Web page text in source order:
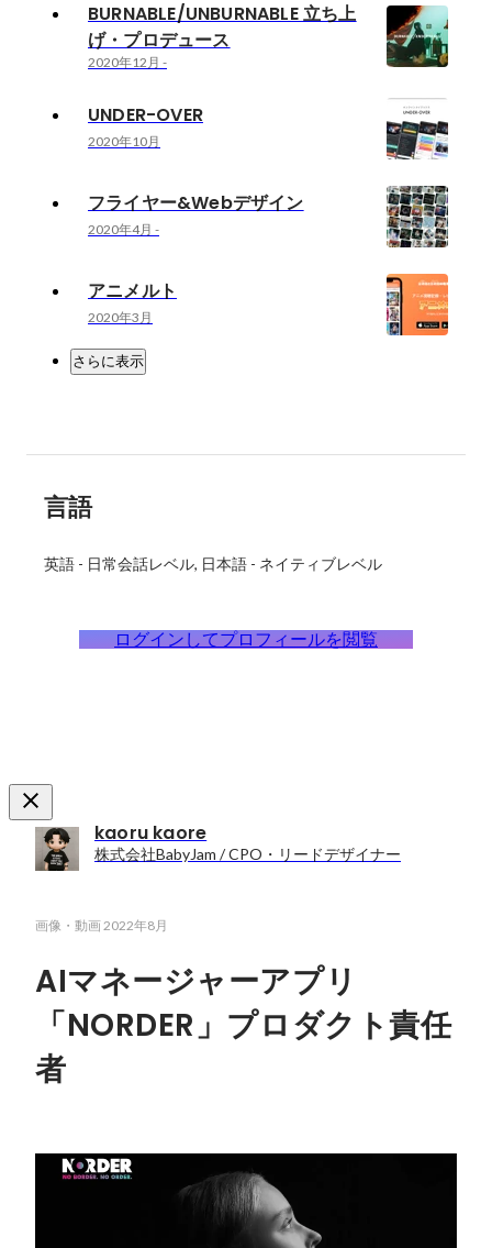
BURNABLE/UNBURNABLE 立ち上
げ・プロデュース
2020年12月 -
UNDER-OVER
2020年10月
フライヤー&Webデザイン
2020年4月 -
アニメルト
2020年3月
さらに表示
言語
英語 - 日常会話レベル 日本語 - ネイティブレベル
ログインしてプロフィールを閲覧
kaoru kaore
株式会社BabyJam / CPO・リードデザイナー
画像・動画2022年8月
AIマネージャーアプリ
「NORDER」プロダクト責任
者